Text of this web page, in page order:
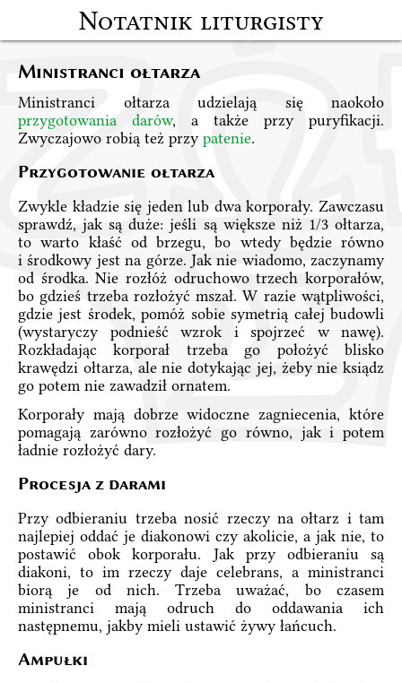
Notatnik liturgisty
Ministranci ołtarza
Ministranci ołtarza udzielają się naokoło
przygotowania darów, a także przy puryfikacji.
Zwyczajowo robią też przy patenie.
Przygotowanie ołtarza
Zwykle kładzie się jeden lub dwa korporały. Zawczasu
sprawdź, jak są duże: jeśli są większe niż 1/3 ołtarza,
to warto kłaść od brzegu, bo wtedy będzie równo
i środkowy jest na górze. Jak nie wiadomo, zaczynamy
od środka. Nie rozłóż odruchowo trzech korporałów,
bo gdzieś trzeba rozłożyć mszał. W razie wątpliwości,
gdzie jest środek, pomóż sobie symetrią całej budowli
(wystaryczy podnieść wzrok i spojrzeć w nawę).
Rozkładając korporał trzeba go położyć blisko
krawędzi ołtarza, ale nie dotykając jej, żeby nie ksiądz
go potem nie zawadził ornatem.
Korporały mają dobrze widoczne zagniecenia, które
pomagają zarówno rozłożyć go równo, jak i potem
ładnie rozłożyć dary.
Procesja z darami
Przy odbieraniu trzeba nosić rzeczy na ołtarz i tam
najlepiej oddać je diakonowi czy akolicie, a jak nie, to
postawić obok korporału. Jak przy odbieraniu są
diakoni, to im rzeczy daje celebrans, a ministranci
biorą je od nich. Trzeba uważać, bo czasem
ministranci mają odruch do oddawania ich
następnemu, jakby mieli ustawić żywy łańcuch.
Ampułki